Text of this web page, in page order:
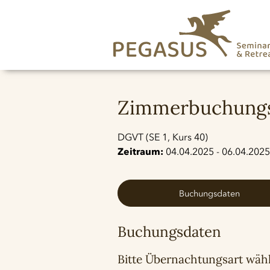
DGVT (SE 1, Kurs 40)
Zeitraum:04.04.2025 - 06.04.2025
Buchungsdaten
Buchungsdaten
Bitte Übernachtungsart